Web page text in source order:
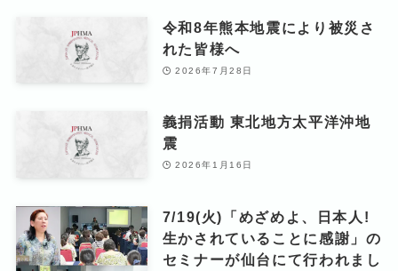
令和8年熊本地震により被災さ
れた皆様へ
2026年7月28日
義捐活動 東北地方太平洋沖地
震
2026年1月16日
7/19(火)「めざめよ、日本人!
生かされていることに感謝」の
セミナーが仙台にて行われまし